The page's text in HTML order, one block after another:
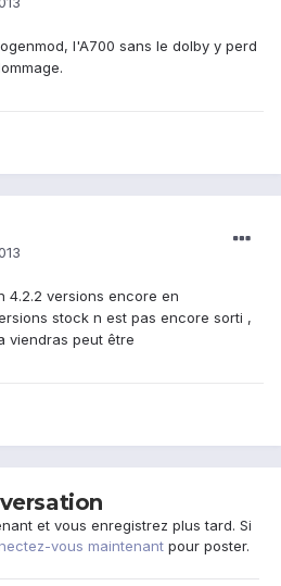
l'A700 sans le dolby y perd
4.2.2 versions encore en
stock n est pas encore sorti ,
viendras peut être
et vous enregistrez plus tard. Si
vous maintenant pour poster.